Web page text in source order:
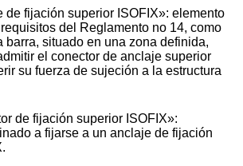
de fijación superior ISOFIX»: elemento
del Reglamento no 14, como
barra, situado en una zona definida,
el conector de anclaje superior
su fuerza de sujeción a la estructura
de fijación superior ISOFIX»:
a fijarse a un anclaje de fijación